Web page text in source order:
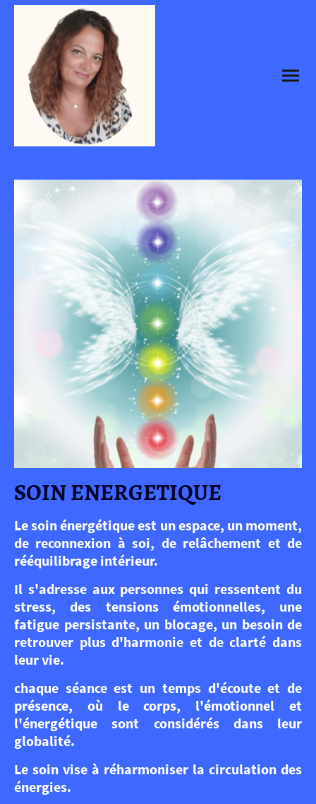
SOIN ENERGETIQUE
Le soin énergétique est un espace, un moment,
de reconnexion à soi, de relâchement et de
rééquilibrage intérieur.
Il s'adresse aux personnes qui ressentent du
stress, des tensions émotionnelles, une
fatigue persistante, un blocage, un besoin de
retrouver plus d'harmonie et de clarté dans
leur vie.
chaque séance est un temps d'écoute et de
présence, où le corps, l'émotionnel et
l'énergétique sont considérés dans leur
globalité.
Le soin vise à réharmoniser la circulation des
énergies.